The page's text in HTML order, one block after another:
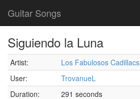
Guitar Songs
Siguiendo la Luna
Artist: Los Fabulosos Cadillacs
User:
TrovanueL
Duration:
291 seconds